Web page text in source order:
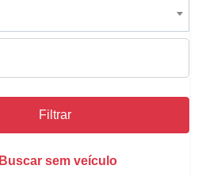
Filtrar
Buscar sem veículo